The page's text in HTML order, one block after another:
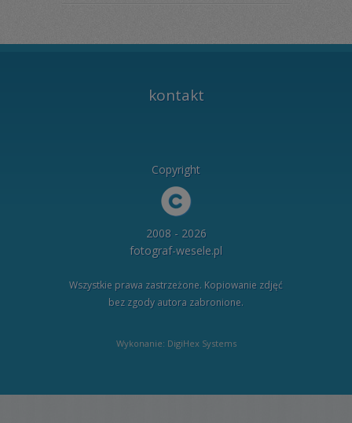
kontakt
Copyright
2008 - 2026
fotograf-wesele.pl
Wszystkie prawa zastrzeżone. Kopiowanie zdjęć
bez zgody autora zabronione.
Wykonanie: DigiHex Systems